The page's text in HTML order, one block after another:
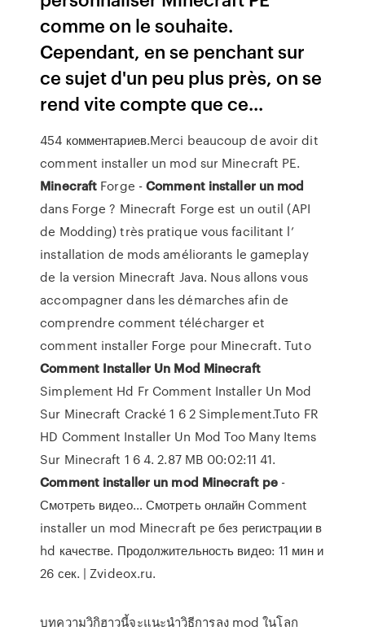
comme on le souhaite.
Cependant, en se penchant sur
ce sujet d'un peu plus près, on se
rend vite compte que ce...
454 комментариев.Merci beaucoup de avoir dit
comment installer un mod sur Minecraft PE.
Minecraft Forge -Comment installer un mod
dans Forge ? Minecraft Forge est un outil (API
de Modding) très pratique vous facilitant l’
installation de mods améliorants le gameplay
de la version Minecraft Java. Nous allons vous
accompagner dans les démarches afin de
comprendre comment télécharger et
comment installer Forge pour Minecraft. Tuto
Comment Installer Un Mod Minecraft
Simplement Hd Fr Comment Installer Un Mod
Sur Minecraft Cracké 1 6 2 Simplement.Tuto FR
HD Comment Installer Un Mod Too Many Items
Sur Minecraft 1 6 4. 2.87 MB 00:02:11 41.
Comment installer un mod Minecraft pe -
Смотреть видео… Смотреть онлайн Comment
installer un mod Minecraft pe без регистрации в
hd качестве. Продолжительность видео: 11 мин и
26 сек. | Zvideox.ru.
บทความวิกิฮาวนี้จะแนะนำวิธีการลง mod ในโลก